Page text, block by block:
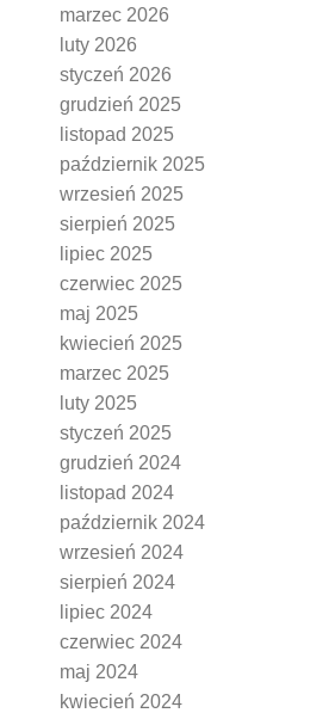
marzec 2026
luty 2026
styczeń 2026
grudzień 2025
listopad 2025
październik 2025
wrzesień 2025
sierpień 2025
lipiec 2025
czerwiec 2025
maj 2025
kwiecień 2025
marzec 2025
luty 2025
styczeń 2025
grudzień 2024
listopad 2024
październik 2024
wrzesień 2024
sierpień 2024
lipiec 2024
czerwiec 2024
maj 2024
kwiecień 2024